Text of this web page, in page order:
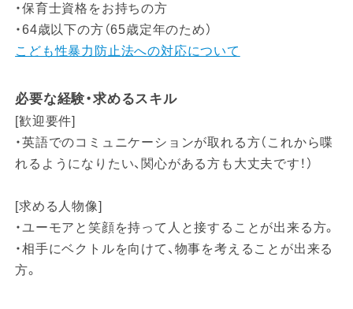
・保育士資格をお持ちの方
・64歳以下の方（65歳定年のため）
こども性暴力防止法への対応について
必要な経験・求めるスキル
[歓迎要件]
・英語でのコミュニケーションが取れる方（これから喋
れるようになりたい、関心がある方も大丈夫です！）
[求める人物像]
・ユーモアと笑顔を持って人と接することが出来る方。
・相手にベクトルを向けて、物事を考えることが出来る
方。